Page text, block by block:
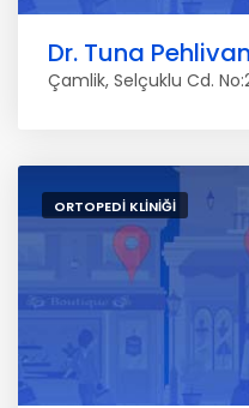
Dr. Tuna
Çamlik, Selçuklu Cd.
ORTOPEDI KLINIĞI